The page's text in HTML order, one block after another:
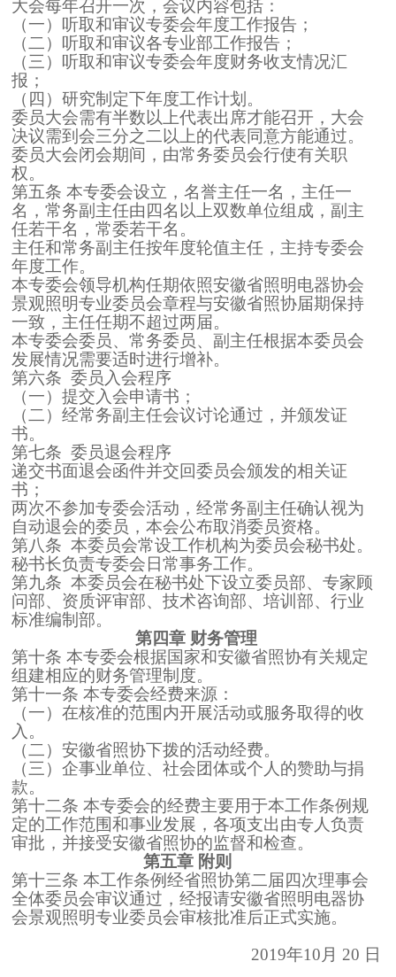
大会每年召开一次，会议内容包括：
（一）听取和审议专委会年度工作报告；
（二）听取和审议各专业部工作报告；
（三）听取和审议专委会年度财务收支情况汇
报；
（四）研究制定下年度工作计划。
委员大会需有半数以上代表出席才能召开，大会
决议需到会三分之二以上的代表同意方能通过。
委员大会闭会期间，由常务委员会行使有关职
权。
第五条 本专委会设立，名誉主任一名，主任一
名，常务副主任由四名以上双数单位组成，副主
任若干名，常委若干名。
主任和常务副主任按年度轮值主任，主持专委会
年度工作。
本专委会领导机构任期依照安徽省照明电器协会
景观照明专业委员会章程与安徽省照协届期保持
一致，主任任期不超过两届。
本专委会委员、常务委员、副主任根据本委员会
发展情况需要适时进行增补。
第六条 委员入会程序
（一）提交入会申请书；
（二）经常务副主任会议讨论通过，并颁发证
书。
第七条 委员退会程序
递交书面退会函件并交回委员会颁发的相关证
书；
两次不参加专委会活动，经常务副主任确认视为
自动退会的委员，本会公布取消委员资格。
第八条 本委员会常设工作机构为委员会秘书处。
秘书长负责专委会日常事务工作。
第九条 本委员会在秘书处下设立委员部、专家顾
问部、资质评审部、技术咨询部、培训部、行业
标准编制部。
第四章 财务管理
第十条 本专委会根据国家和安徽省照协有关规定
组建相应的财务管理制度。
第十一条 本专委会经费来源：
（一）在核准的范围内开展活动或服务取得的收
入。
（二）安徽省照协下拨的活动经费。
（三）企事业单位、社会团体或个人的赞助与捐
款。
第十二条 本专委会的经费主要用于本工作条例规
定的工作范围和事业发展，各项支出由专人负责
审批，并接受安徽省照协的监督和检查。
第五章 附则
第十三条 本工作条例经省照协第二届四次理事会
全体委员会审议通过，经报请安徽省照明电器协
会景观照明专业委员会审核批准后正式实施。
2019年10月 20 日